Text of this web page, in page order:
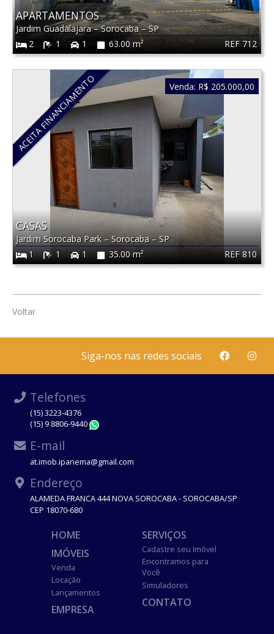
REF 712
APARTAMENTOS
Jardim Guadalajara–Sorocaba–SP
2
1 1 63.00 m²
ACEITA FINANCIAMENTO
REF 810
CASAS
Jardim Sorocaba Park– Sorocaba–SP
1
1 1 35.00 m²
Venda: R$ 205.000,00
Voltar
Siga-nos nas redes sociais
Telefones
(15) 3223-4376
(15) 9 8806-9440
E-mail
at.imob.ipanema@gmail.com
Endereço
ALAMEDA FRANCA 444 NOVA SOROCABA - SOROCABA/SP
CEP 18070-680
HOME
IMÓVEIS
Venda
Locação
Lançamentos
EMPRESA
SERVIÇOS
Cadastre seu Imóvel
Encontramos para
Você
Simuladores
CONTATO